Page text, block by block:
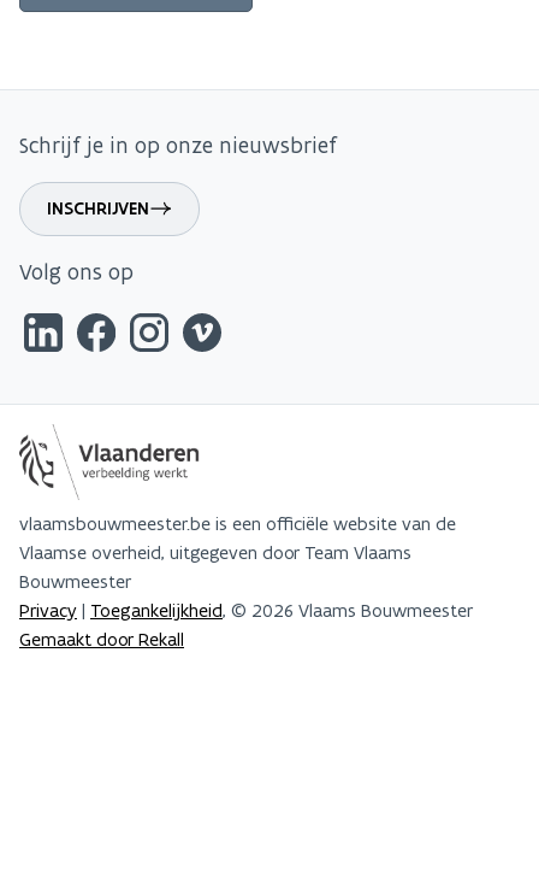
Schrijf je in op onze nieuwsbrief
INSCHRIJVEN
Volg ons op
vlaamsbouwmeester.be is een officiële website van de
Vlaamse overheid, uitgegeven door Team Vlaams
Bouwmeester
Privacy | Toegankelijkheid, © 2026 Vlaams Bouwmeester
Gemaakt door Rekall